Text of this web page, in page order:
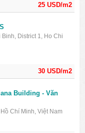
25 USD/m2
30 USD/m2
District 1, Ho Chi
Building - Văn
Chí Minh, Việt Nam